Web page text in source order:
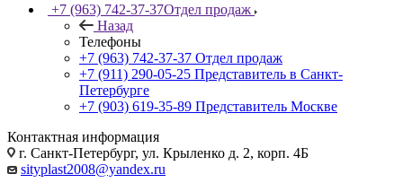
+7 (963) 742-37-37Отдел продаж
Назад
Телефоны
+7 (963) 742-37-37 Отдел продаж
+7 (911) 290-05-25 Представитель в Санкт-
Петербурге
+7 (903) 619-35-89 Представитель Москве
Контактная информация
г. Санкт-Петербург, ул. Крыленко д. 2, корп. 4Б
sityplast2008@yandex.ru